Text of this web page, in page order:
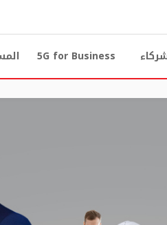
5G for Business